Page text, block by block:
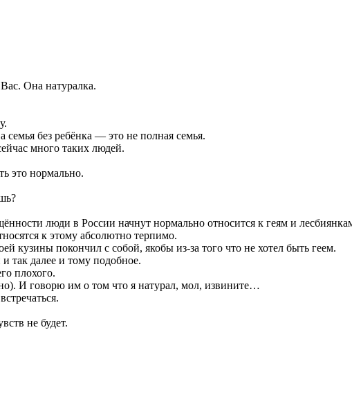
Она натуралка.
семья без ребёнка — это не полная семья.
много таких людей.
это нормально.
люди в России начнут нормально относится к геям и
к этому абсолютно терпимо.
кузины покончил с собой, якобы из-за того что не хотел быть геем.
так далее и тому подобное.
плохого.
И говорю им о том что я натурал, мол, извините…
не будет.